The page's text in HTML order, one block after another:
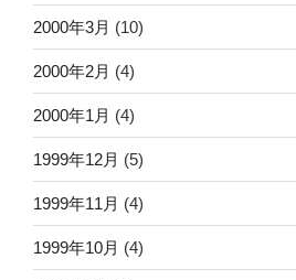
2000年3月 (10)
2000年2月 (4)
2000年1月 (4)
1999年12月 (5)
1999年11月 (4)
1999年10月 (4)